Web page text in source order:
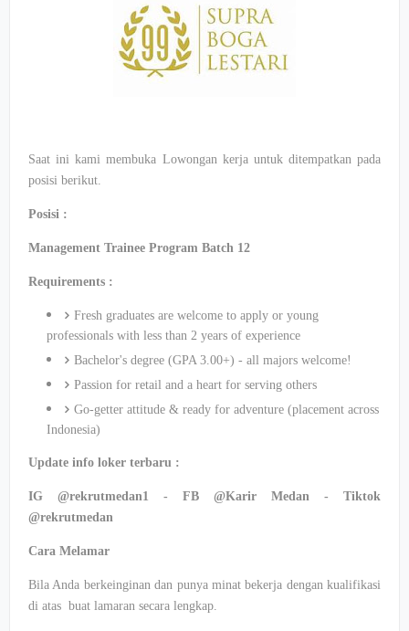
Saat ini kami membuka Lowongan kerja untuk ditempatkan pada
posisi berikut.
Posisi :
Management Trainee Program Batch 12
Requirements :
Fresh graduates are welcome to apply or young
professionals with less than 2 years of experience
Bachelor's degree (GPA 3.00+) - all majors welcome!
Passion for retail and a heart for serving others
Go-getter attitude & ready for adventure (placement across
Indonesia)
Update info loker terbaru :
IG @rekrutmedan1 - FB @Karir Medan - Tiktok
@rekrutmedan
Cara Melamar
Bila Anda berkeinginan dan punya minat bekerja dengan kualifikasi
di atas buat lamaran secara lengkap.